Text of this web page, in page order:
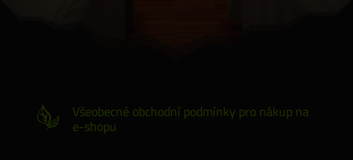
Všeobecné obchodní podmínky pro nákup na
e-shopu